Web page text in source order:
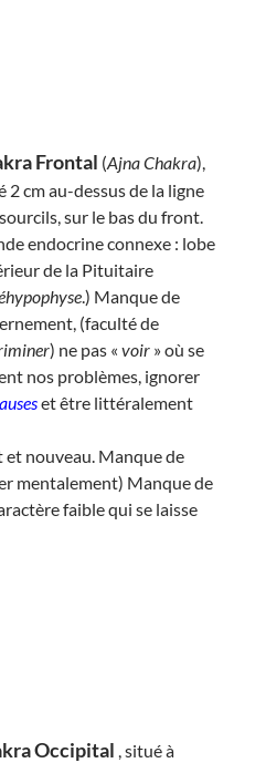
Frontal (Ajna Chakra),
2 cm au-dessus de la ligne
sur le bas du front.
endocrine connexe : lobe
de la Pituitaire
.) Manque de
(faculté de
) ne pas « voir » où se
nos problèmes, ignorer
et être littéralement
nouveau. Manque de
mentalement) Manque de
faible qui se laisse
Occipital , situé à